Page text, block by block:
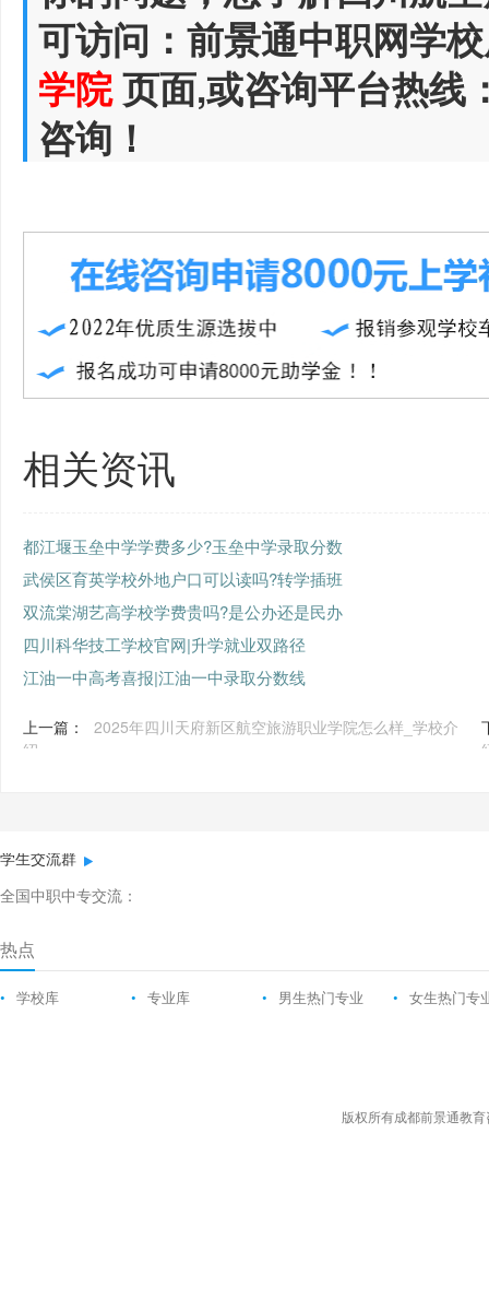
可访问：前景通中职网学
学院页面,或咨询平台热线
咨询！
相关资讯
都江堰玉垒中学学费多少?玉垒中学录取分数
武侯区育英学校外地户口可以读吗?转学插班
双流棠湖艺高学校学费贵吗?是公办还是民办
四川科华技工学校官网|升学就业双路径
江油一中高考喜报|江油一中录取分数线
上一篇：
2025年四川天府新区航空旅游职业学院怎么样_学校介
绍
学生交流群
全国中职中专交流：
热点
• 学校库 • 专业库 • 男生热门专业 • 女生热门专
版权所有成都前景通教